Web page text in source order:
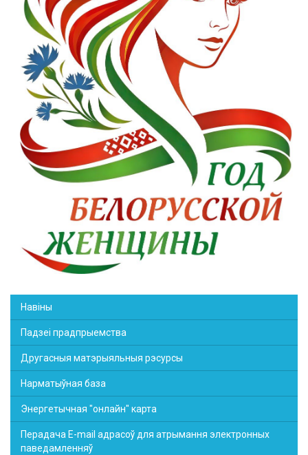
Навіны
Падзеі прадпрыемства
Другасныя матэрыяльныя рэсурсы
Нарматыўная база
Энергетычная "онлайн" карта
Перадача E-mail адрасоў для атрымання электронных
паведамленняў